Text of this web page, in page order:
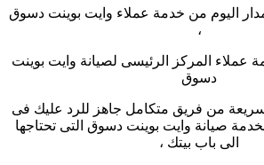
اليوم من خدمة عملاء وايت بوينت دسوق
،
عملاء المركز الرئيسى لصيانة وايت بوينت
دسوق
من فريق متكامل جاهز للرد عليك فى
صيانة وايت بوينت دسوق التى تحتاجها
الى باب بيتك ،